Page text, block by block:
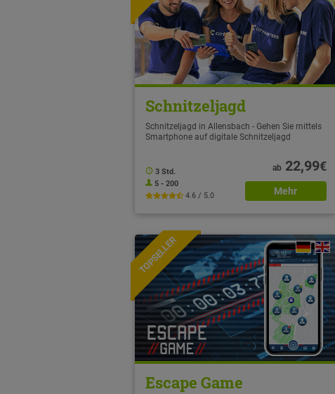
Schnitzeljagd
Schnitzeljagd in Allensbach - Gehen Sie mittels
Smartphone auf digitale Schnitzeljagd
3 Std.
5 - 200
4.6 / 5.0
ab22,99€
Mehr
NEU
TOPSELLER
Escape Game